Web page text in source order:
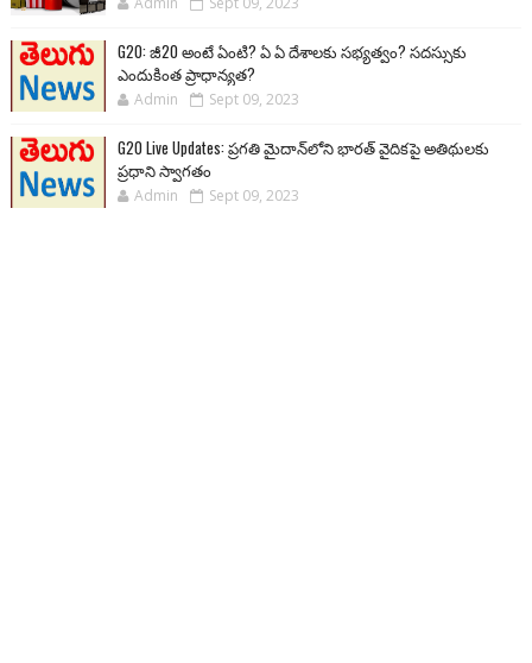
G20: జీ20 అంటే ఏంటి? ఏ ఏ దేశాలకు సభ్యత్వం? సదస్సుకు
ఎందుకింత ప్రాధాన్యత?
Admin Sept 09, 2023
G20 Live Updates: ప్రగతి మైదాన్‌లోని భారత్ వైదికపై అతిథులకు
ప్రధాని స్వాగతం
Admin Sept 09, 2023